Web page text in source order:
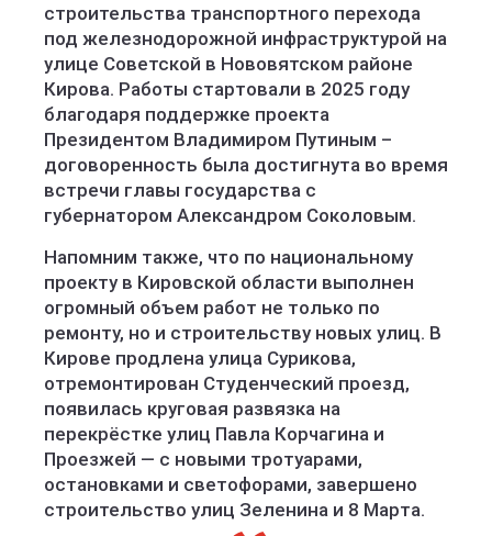
строительства транспортного перехода
под железнодорожной инфраструктурой на
улице Советской в Нововятском районе
Кирова. Работы стартовали в 2025 году
благодаря поддержке проекта
Президентом Владимиром Путиным –
договоренность была достигнута во время
встречи главы государства с
губернатором Александром Соколовым.
Напомним также, что по национальному
проекту в Кировской области выполнен
огромный объем работ не только по
ремонту, но и строительству новых улиц. В
Кирове продлена улица Сурикова,
отремонтирован Студенческий проезд,
появилась круговая развязка на
перекрёстке улиц Павла Корчагина и
Проезжей — с новыми тротуарами,
остановками и светофорами, завершено
строительство улиц Зеленина и 8 Марта.